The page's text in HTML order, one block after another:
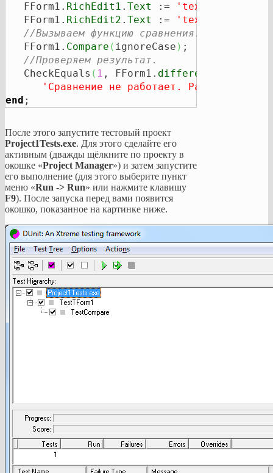
   FForm1.
RichEdit1 . Text := 'text1'
   FForm1.
RichEdit2 . Text := 'text2'
//Вызываем функцию сравнения.
   FForm1.
Compare ( ignoreCase ) ;
//Проверяем результат.
   CheckEquals
( 1 , FForm1. differentStrings
'Сравнение не работает. Разница в
end ;
После этого запустите тестовый проект
Project1Tests.exe. Для этого сделайте его
активным (дважды щёлкните по проекту в
окошке «Project Manager») и затем запустите
его выполнение (для этого выберите пункт
меню «Run -> Run» или нажмите клавишу
F9). После запуска перед вами появится
окошко, показанное на картинке ниже.